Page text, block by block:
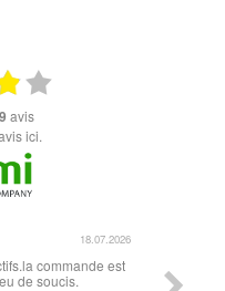
avis
ici.
les lunettes pour l'éclipse